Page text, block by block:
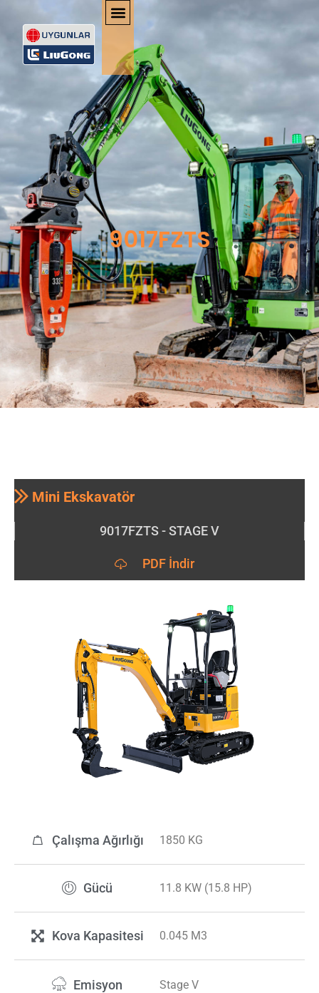
9017FZTS
Mini Ekskavatör
9017FZTS - STAGE V
PDF İndir
Çalışma Ağırlığı 1850 KG
Gücü 11.8 KW (15.8 HP)
Kova Kapasitesi 0.045 M3
Emisyon Stage V